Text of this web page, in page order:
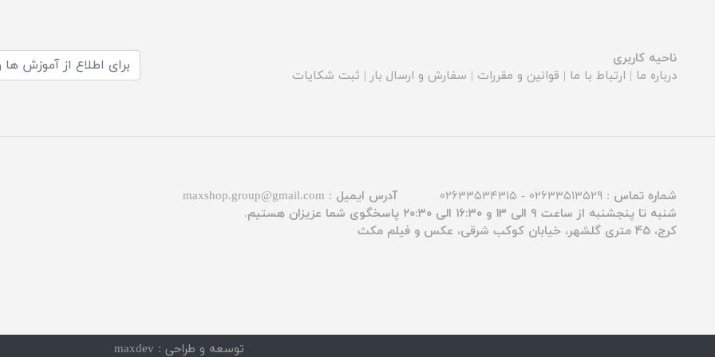
ناحیه کاربری
درباره ما | ارتباط با ما | قوانین و مقررات | سفارش و ارسال بار | ثبت شکایات
شماره تماس : ۰۲۶۳۳۵۱۳۵۲۹ - ۰۲۶۳۳۵۳۴۳۱۵ آدرس ایمیل : maxshop.group@gmail.com
شنبه تا پنجشنبه از ساعت ۹ الی ۱۳ و ۱۶:۳۰ الی ۲۰:۳۰ پاسخگوی شما عزیزان هستیم.
کرج، ۴۵ متری گلشهر، خیابان کوکب شرقی، عکس و فیلم مکث
توسعه و طراحی : maxdev